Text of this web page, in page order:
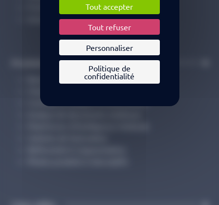
Professionnels de santé
Autres acteurs de santé
Base Claude Bernard
Contrôle et analyse d’ordonnances
Tout accepter
Tout refuser
Personnaliser
Politique de
confidentialité